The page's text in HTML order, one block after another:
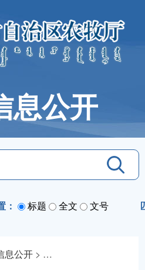
息公开
： 标题 全文 文号
息公开 > 法定主动公开内容